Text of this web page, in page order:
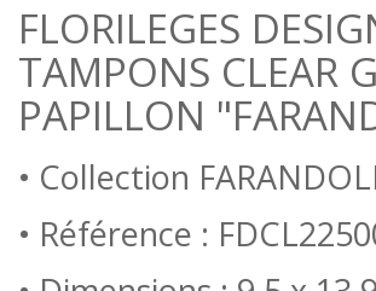
FLORILEGES
TAMPONS CLEAR
PAPILLON
• Collection
• Référence :